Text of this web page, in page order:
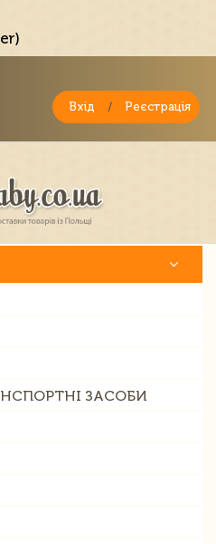
Вхід / Реєстрація
ЗАСОБИ